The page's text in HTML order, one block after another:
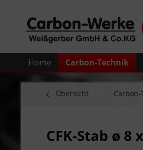
Home Carbon-Technik
Übersicht
CFK-Stab ø 8